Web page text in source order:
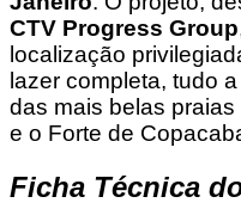
CTV Progress Group
localização
lazer completa, tudo
das mais belas
e o Forte de
Ficha Técnica